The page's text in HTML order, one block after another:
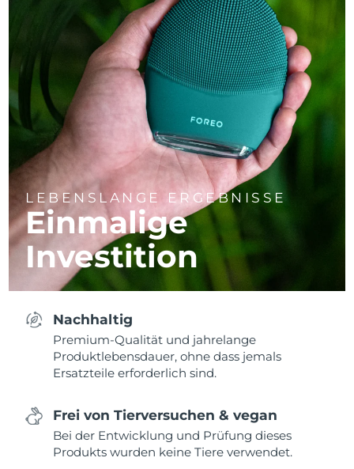
LEBENSLANGE ERGEBNISSE
Einmalige
Investition
Nachhaltig
Premium-Qualität und jahrelange
Produktlebensdauer, ohne dass jemals
Ersatzteile erforderlich sind.
Frei von Tierversuchen & vegan
Bei der Entwicklung und Prüfung dieses
Produkts wurden keine Tiere verwendet.